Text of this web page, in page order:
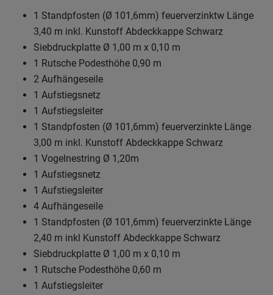
1 Standpfosten (Ø 101,6mm) feuerverzinktw Länge
3,40 m inkl. Kunstoff Abdeckkappe Schwarz
Siebdruckplatte Ø 1,00 m x 0,10 m
1 Rutsche Podesthöhe 0,90 m
2 Aufhängeseile
1 Aufstiegsnetz
1 Aufstiegsleiter
1 Standpfosten (Ø 101,6mm) feuerverzinkte Länge
3,00 m inkl. Kunstoff Abdeckkappe Schwarz
1 Vogelnestring Ø 1,20m
1 Aufstiegsnetz
1 Aufstiegsleiter
4 Aufhängeseile
1 Standpfosten (Ø 101,6mm) feuerverzinkte Länge
2,40 m inkl Kunstoff Abdeckkappe Schwarz
Siebdruckplatte Ø 1,00 m x 0,10 m
1 Rutsche Podesthöhe 0,60 m
1 Aufstiegsleiter